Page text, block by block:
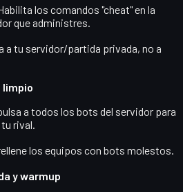
los comandos "cheat" en la
que administres.
a tu servidor/partida privada, no a
limpio
a todos los bots del servidor para
rival.
los equipos con bots molestos.
y warmup